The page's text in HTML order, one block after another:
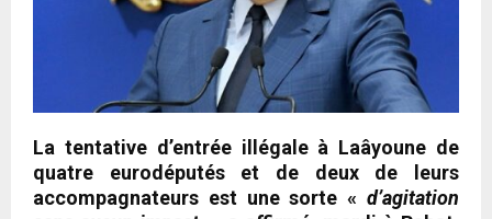
La tentative d’entrée illégale à Laâyoune de
quatre eurodéputés et de deux de leurs
accompagnateurs est une sorte « d’agitation